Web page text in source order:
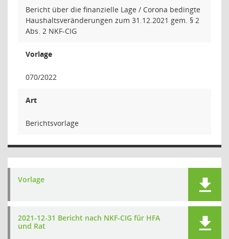
Bericht über die finanzielle Lage / Corona bedingte
Haushaltsveränderungen zum 31.12.2021 gem. § 2
Abs. 2 NKF-CIG
Vorlage
070/2022
Art
Berichtsvorlage
Vorlage
2021-12-31 Bericht nach NKF-CIG für HFA
und Rat